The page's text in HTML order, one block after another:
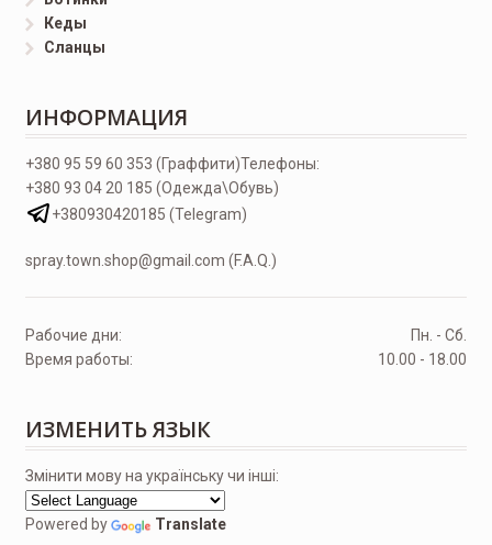
Кеды
Сланцы
ИНФОРМАЦИЯ
Телефоны:
+380 95 59 60 353 (Граффити)
+380 93 04 20 185 (Одежда\Обувь)
+380930420185 (Telegram)
spray.town.shop@gmail.com (F.A.Q.)
Рабочие дни:
Пн. - Сб.
Время работы:
10.00 - 18.00
ИЗМЕНИТЬ ЯЗЫК
Змінити мову на українську чи інші:
Powered by Translate